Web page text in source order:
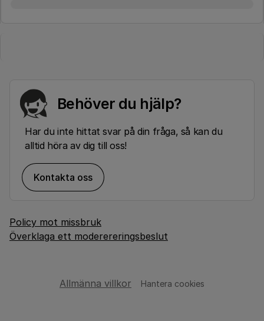
Behöver du hjälp?
Har du inte hittat svar på din fråga, så kan du
alltid höra av dig till oss!
Kontakta oss
Policy mot missbruk
Överklaga ett moderereringsbeslut
Allmänna villkor Hantera cookies